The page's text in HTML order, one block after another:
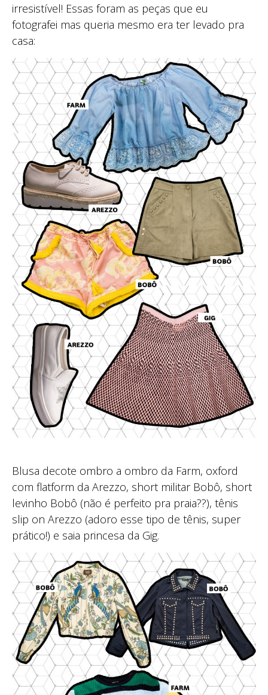
irresistível! Essas foram as peças que eu
fotografei mas queria mesmo era ter levado pra
casa:
Blusa decote ombro a ombro da Farm, oxford
com flatform da Arezzo, short militar Bobô, short
levinho Bobô (não é perfeito pra praia??), tênis
slip on Arezzo (adoro esse tipo de tênis, super
prático!) e saia princesa da Gig.